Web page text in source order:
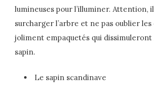
lumineuses pour l’illuminer. Attention,
surcharger l’arbre et ne pas oublier les
joliment empaquetés qui dissimuleront
sapin.
Le sapin scandinave